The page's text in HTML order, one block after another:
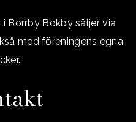
Borrby Bokby säljer via
med föreningens egna